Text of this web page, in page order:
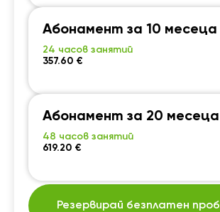
Абонамент за 10 месеца
24 часов занятий
357.60 €
Абонамент за 20 месеца
48 часов занятий
619.20 €
Резервирай безплатен